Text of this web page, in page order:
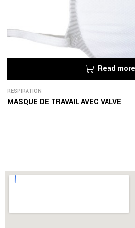
Read more
RESPIRATION
MASQUE DE TRAVAIL AVEC VALVE